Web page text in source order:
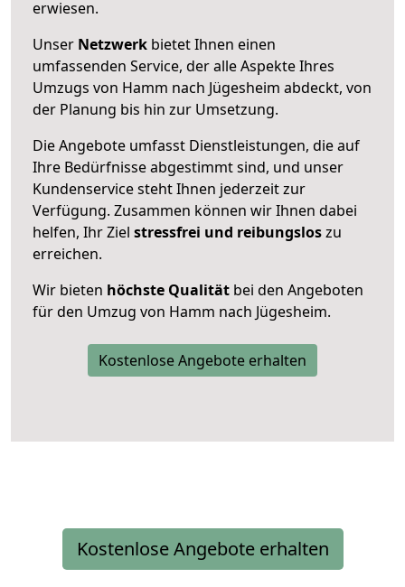
erwiesen.
Unser Netzwerk bietet Ihnen einen
umfassenden Service, der alle Aspekte Ihres
Umzugs von Hamm nach Jügesheim abdeckt, von
der Planung bis hin zur Umsetzung.
Die Angebote umfasst Dienstleistungen, die auf
Ihre Bedürfnisse abgestimmt sind, und unser
Kundenservice steht Ihnen jederzeit zur
Verfügung. Zusammen können wir Ihnen dabei
helfen, Ihr Ziel stressfrei und reibungsloszu
erreichen.
Wir bieten höchste Qualität bei den Angeboten
für den Umzug von Hamm nach Jügesheim.
Kostenlose Angebote erhalten
Kostenlose Angebote erhalten